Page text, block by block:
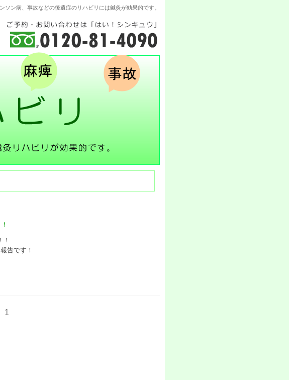
ン病、事故などの後遺症のリハビリには鍼灸が効果的です。
告です！
1